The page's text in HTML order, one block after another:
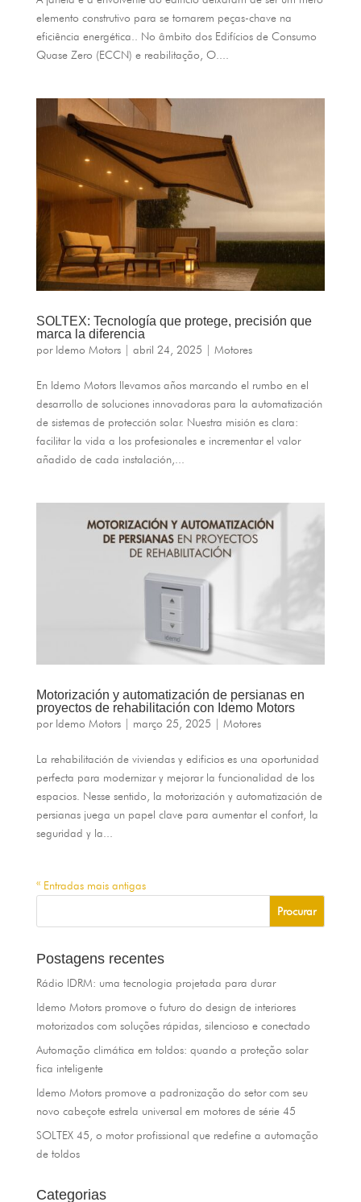
elemento construtivo para se tornarem peças-chave na
eficiência energética.. No âmbito dos Edifícios de Consumo
Quase Zero (ECCN) e reabilitação, O....
SOLTEX: Tecnología que protege, precisión que
marca la diferencia
por Idemo Motors| abril 24, 2025 Motores
En Idemo Motors llevamos años marcando el rumbo en el
desarrollo de soluciones innovadoras para la automatización
de sistemas de protección solar. Nuestra misión es clara:
facilitar la vida a los profesionales e incrementar el valor
añadido de cada instalación,...
Motorización y automatización de persianas en
proyectos de rehabilitación con Idemo Motors
por Idemo Motors| março 25, 2025 Motores
La rehabilitación de viviendas y edificios es una oportunidad
perfecta para modernizar y mejorar la funcionalidad de los
espacios. Nesse sentido, la motorización y automatización de
persianas juega un papel clave para aumentar el confort, la
seguridad y la...
« Entradas mais antigas
Postagens recentes
Rádio IDRM: uma tecnologia projetada para durar
Idemo Motors promove o futuro do design de interiores
motorizados com soluções rápidas, silencioso e conectado
Automação climática em toldos: quando a proteção solar
fica inteligente
Idemo Motors promove a padronização do setor com seu
novo cabeçote estrela universal em motores de série 45
SOLTEX 45, o motor profissional que redefine a automação
de toldos
Categorias